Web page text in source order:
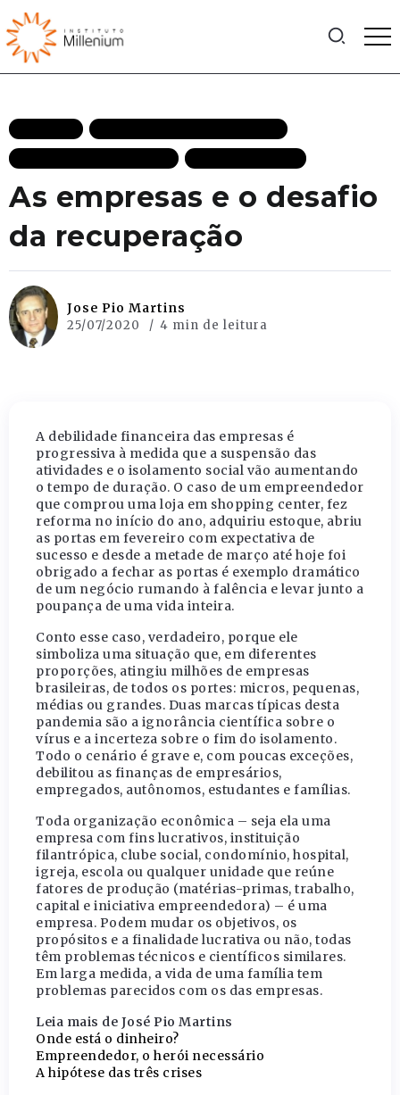
As empresas e o desafio
da recuperação
Jose Pio Martins
25/07/2020 4 min de leitura
A debilidade financeira das empresas é
progressiva à medida que a suspensão das
atividades e o isolamento social vão aumentando
o tempo de duração. O caso de um empreendedor
que comprou uma loja em shopping center, fez
reforma no início do ano, adquiriu estoque, abriu
as portas em fevereiro com expectativa de
sucesso e desde a metade de março até hoje foi
obrigado a fechar as portas é exemplo dramático
de um negócio rumando à falência e levar junto a
poupança de uma vida inteira.
Conto esse caso, verdadeiro, porque ele
simboliza uma situação que, em diferentes
proporções, atingiu milhões de empresas
brasileiras, de todos os portes: micros, pequenas,
médias ou grandes. Duas marcas típicas desta
pandemia são a ignorância científica sobre o
vírus e a incerteza sobre o fim do isolamento.
Todo o cenário é grave e, com poucas exceções,
debilitou as finanças de empresários,
empregados, autônomos, estudantes e famílias.
Toda organização econômica – seja ela uma
empresa com fins lucrativos, instituição
filantrópica, clube social, condomínio, hospital,
igreja, escola ou qualquer unidade que reúne
fatores de produção (matérias-primas, trabalho,
capital e iniciativa empreendedora) – é uma
empresa. Podem mudar os objetivos, os
propósitos e a finalidade lucrativa ou não, todas
têm problemas técnicos e científicos similares.
Em larga medida, a vida de uma família tem
problemas parecidos com os das empresas.
Leia mais de José Pio Martins
Onde está o dinheiro?
Empreendedor, o herói necessário
A hipótese das três crises